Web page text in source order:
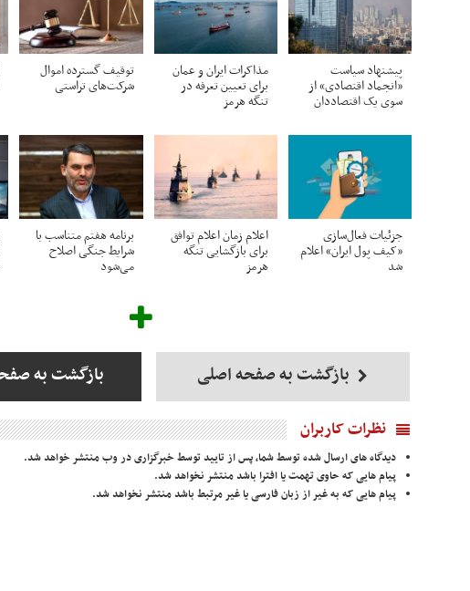
پیشنهاد سیاست
«انجماد اقتصادی» از
سوی یک اقتصاددان
مذاکرات ایران و عمان
برای تعیین تعرفه در
تنگه هرمز
توقیف گسترده اموال
شرکت‌های تراستی
جزئیات فعال‌سازی
«کیف پول ایران» اعلام
شد
اعلام زمان اعلام توافق
برای بازگشایی تنگه
هرمز
برنامه هفتم متناسب با
شرایط جنگی اصلاح
می‌شود
بازگشت به صفحه اصلی بازگشت به
نظرات کاربران
دیدگاه های ارسال شده توسط شما، پس از تایید توسط خبرگزاری در وب منتشر خواهد شد.
پیام هایی که حاوی تهمت یا افترا باشد منتشر نخواهد شد.
پیام هایی که به غیر از زبان فارسی یا غیر مرتبط باشد منتشر نخواهد شد.